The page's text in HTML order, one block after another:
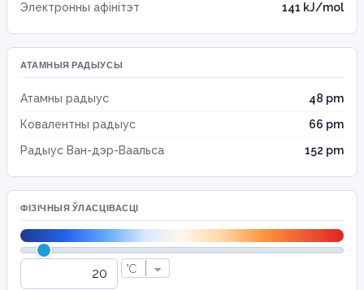
Электронны афінітэт
141 kJ/mol
АТАМНЫЯ РАДЫУСЫ
Атамны радыус
48 pm
Ковалентны радыус
66 pm
Радыус Ван-дэр-Ваальса
152 pm
ФІЗІЧНЫЯ ЎЛАСЦІВАСЦІ